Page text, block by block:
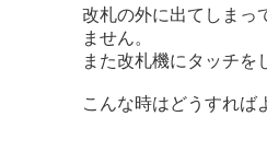
改札の外に出てしまっ
ません。
また改札機にタッチを
こんな時はどうすれば